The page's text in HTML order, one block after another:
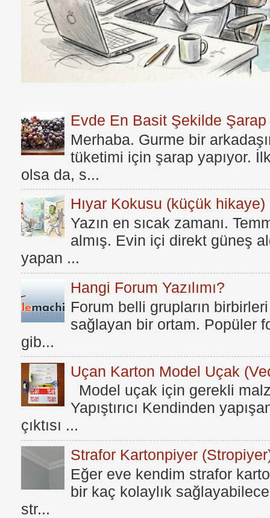
Evde En Basit Şekilde Şarap
Merhaba. Gurme bir
tüketimi için şarap yapıyor.
olsa da, s...
Hıyar Kokusu (küçük hikaye)
Yazın en sıcak zamanı.
almış. Evin içi direkt güneş
yapan ...
Hangi Forum Yazılımı?
Forum belli grupların
sağlayan bir ortam. Popüler
gib...
Uçan Karton Model Uçak
Model uçak için gerekli
Yapıştırıcı Kendinden
çıktısı ...
Strafor Kartonpiyer
Eğer eve kendim strafor
bir kaç kolaylık
str...